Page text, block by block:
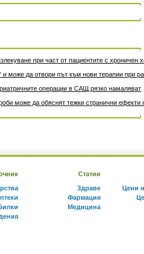
при част от пациентите с хроничен
и може да отвори път към нови терапии при
операции в САЩ рязко намаляват
може да обяснят тежки странични ефекти
Статии
Здраве
Фармация
Медицина
Цени